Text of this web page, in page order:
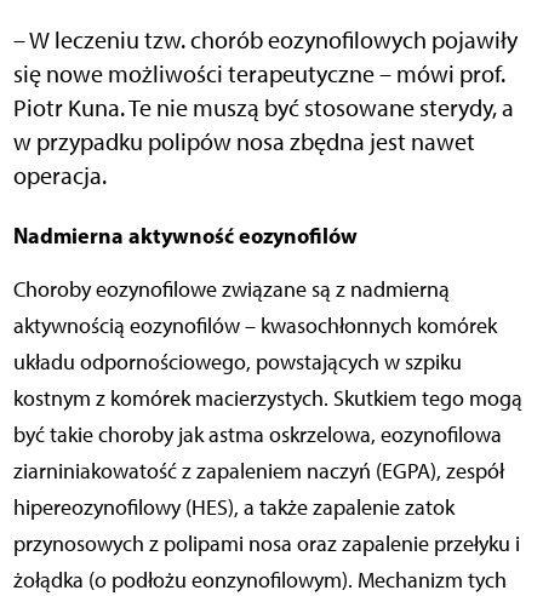
– W leczeniu tzw. chorób eozynofilowych pojawiły
się nowe możliwości terapeutyczne – mówi prof.
Piotr Kuna. Te nie muszą być stosowane sterydy, a
w przypadku polipów nosa zbędna jest nawet
operacja.
Nadmierna aktywność eozynofilów
Choroby eozynofilowe związane są z nadmierną
aktywnością eozynofilów – kwasochłonnych komórek
układu odpornościowego, powstających w szpiku
kostnym z komórek macierzystych. Skutkiem tego mogą
być takie choroby jak astma oskrzelowa, eozynofilowa
ziarniniakowatość z zapaleniem naczyń (EGPA), zespół
hipereozynofilowy (HES), a także zapalenie zatok
przynosowych z polipami nosa oraz zapalenie przełyku i
żołądka (o podłożu eonzynofilowym). Mechanizm tych